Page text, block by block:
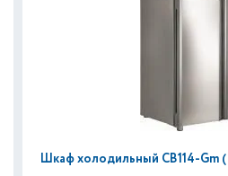
Шкаф холодильный CB114-Gm